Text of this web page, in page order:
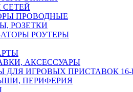
СЕТЕЙ
ПРОВОДНЫЕ
РОЗЕТКИ
РОУТЕРЫ
АКСЕССУАРЫ
ДЛЯ ИГРОВЫХ ПРИСТАВОК 16-
ПЕРИФЕРИЯ